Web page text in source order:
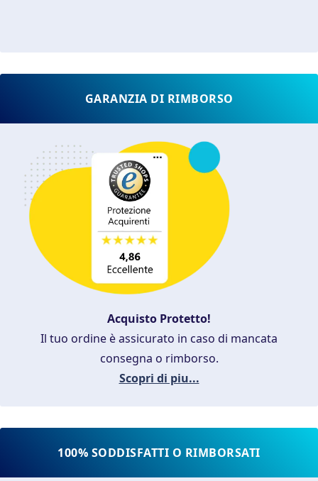
GARANZIA DI RIMBORSO
Acquisto Protetto!
Il tuo ordine è assicurato in caso di mancata
consegna o rimborso.
Scopri di piu...
100% SODDISFATTI O RIMBORSATI